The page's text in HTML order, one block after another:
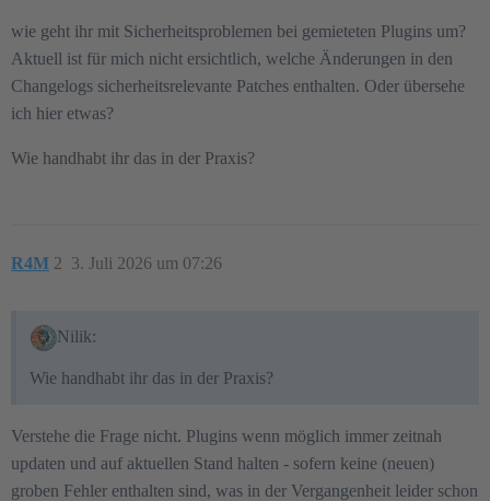
wie geht ihr mit Sicherheitsproblemen bei gemieteten Plugins um?
Aktuell ist für mich nicht ersichtlich, welche Änderungen in den
Changelogs sicherheitsrelevante Patches enthalten. Oder übersehe
ich hier etwas?
Wie handhabt ihr das in der Praxis?
R4M 3. Juli 2026 um 07:26
2
Nilik:
Wie handhabt ihr das in der Praxis?
Verstehe die Frage nicht. Plugins wenn möglich immer zeitnah
updaten und auf aktuellen Stand halten - sofern keine (neuen)
groben Fehler enthalten sind, was in der Vergangenheit leider schon